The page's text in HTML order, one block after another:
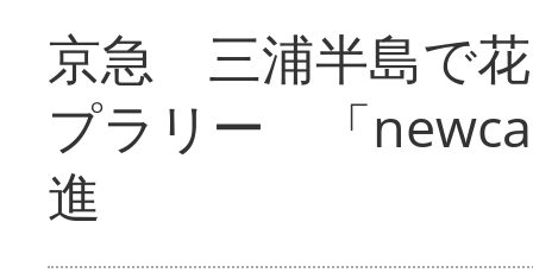
京急 三浦半島で
プラリー 「
進